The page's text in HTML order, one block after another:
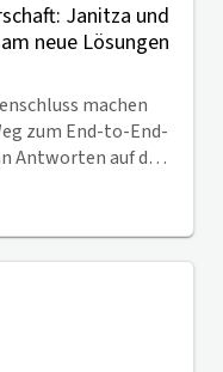
Janitza und
neue Lösungen
machen
zum End-to-End-
Antworten auf die